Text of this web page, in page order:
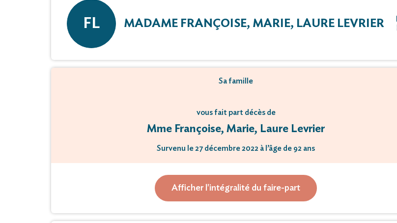
FL MADAME FRANÇOISE, MARIE, LAURE LEVRIER
Sa famille
vous fait part décès de
Mme Françoise, Marie, Laure Levrier
Survenu le 27 décembre 2022 à l’âge de 92 ans
L’inhumation aura lieu le jeudi 05 janvier 2023 à 16 heures 00
Afficher l'intégralité du faire-part